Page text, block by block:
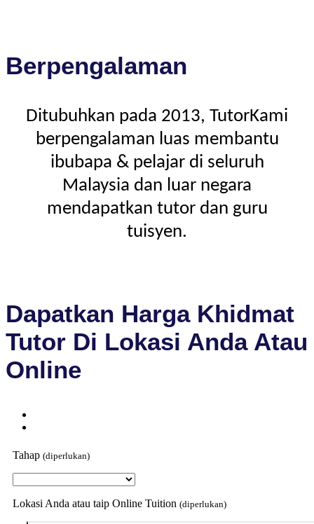
Berpengalaman
Ditubuhkan pada 2013, TutorKami
berpengalaman luas membantu
ibubapa & pelajar di seluruh
Malaysia dan luar negara
mendapatkan tutor dan guru
tuisyen.
Dapatkan Harga Khidmat
Tutor Di Lokasi Anda Atau
Online
Tahap (diperlukan)
Lokasi Anda atau taip Online Tuition (diperlukan)